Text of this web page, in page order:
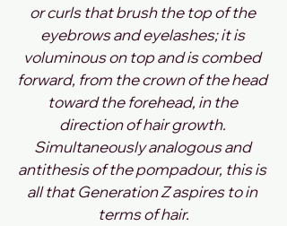
or curls that brush the top of the
eyebrows and eyelashes; it is
voluminous on top and is combed
forward, from the crown of the head
toward the forehead, in the
direction of hair growth.
Simultaneously analogous and
antithesis of the pompadour, this is
all that Generation Z aspires to in
terms of hair.